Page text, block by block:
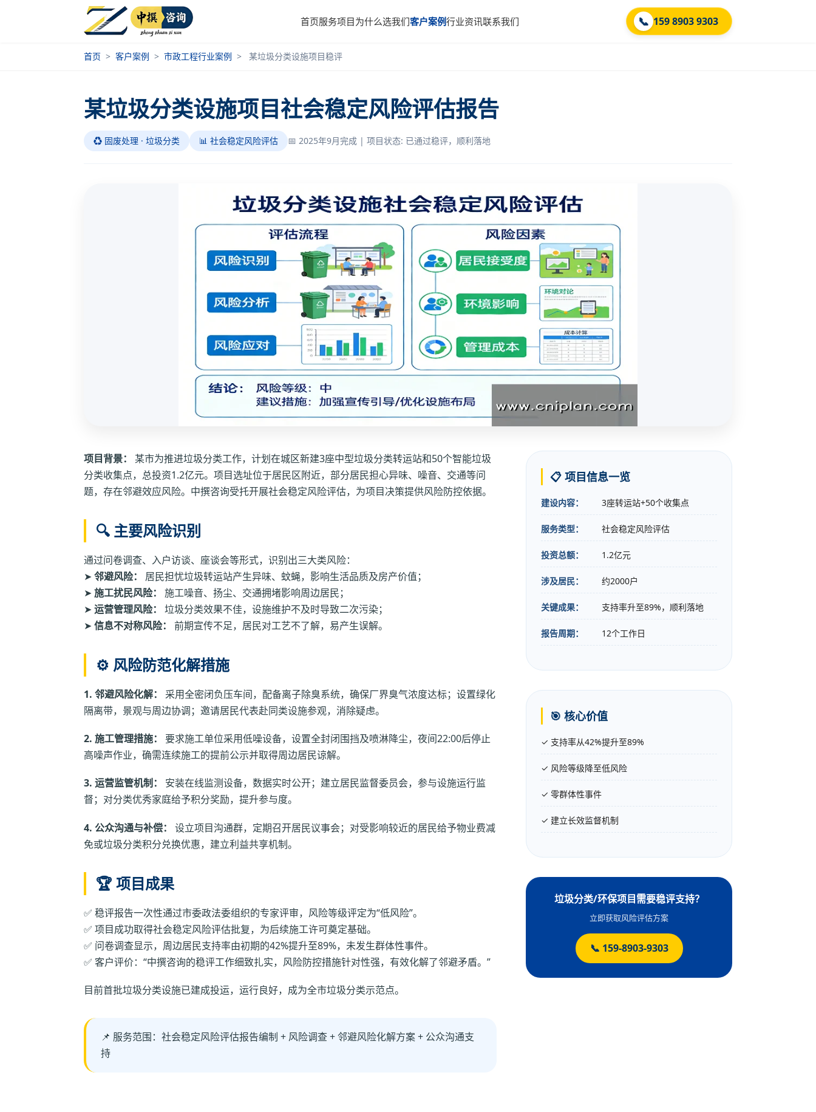
首页服务项目为什么选我们客户案例行业资讯联系我们 📞 159 8903 9303
首页 > 客户案例 > 市政工程行业案例 > 某垃圾分类设施项目稳评
某垃圾分类设施项目社会稳定风险评估报告
♻️ 固废处理 · 垃圾分类 📊 社会稳定风险评估 📅 2025年9月完成 | 项目状态: 已通过稳评，顺利落地
项目背景：
某市为推进垃圾分类工作，计划在城区新建3座中型垃圾分类转运站和50个智能垃圾
分类收集点，总投资1.2亿元。项目选址位于居民区附近，部分居民担心异味、噪音、交通等问
题，存在邻避效应风险。中撰咨询受托开展社会稳定风险评估，为项目决策提供风险防控依据。
🔍 主要风险识别
通过问卷调查、入户访谈、座谈会等形式，识别出三大类风险：
➤ 邻避风险：
居民担忧垃圾转运站产生异味、蚊蝇，影响生活品质及房产价值；
➤ 施工扰民风险：
施工噪音、扬尘、交通拥堵影响周边居民；
➤ 运营管理风险：
垃圾分类效果不佳，设施维护不及时导致二次污染；
➤ 信息不对称风险： 前期宣传不足，居民对工艺不了解，易产生误解。
⚙️ 风险防范化解措施
1. 邻避风险化解：
采用全密闭负压车间，配备离子除臭系统，确保厂界臭气浓度达标；设置绿化
隔离带，景观与周边协调；邀请居民代表赴同类设施参观，消除疑虑。
2. 施工管理措施：
要求施工单位采用低噪设备，设置全封闭围挡及喷淋降尘，夜间22:00后停止
高噪声作业，确需连续施工的提前公示并取得周边居民谅解。
3. 运营监管机制：
安装在线监测设备，数据实时公开；建立居民监督委员会，参与设施运行监
督；对分类优秀家庭给予积分奖励，提升参与度。
4. 公众沟通与补偿：
设立项目沟通群，定期召开居民议事会；对受影响较近的居民给予物业费减
免或垃圾分类积分兑换优惠，建立利益共享机制。
🏆 项目成果
✅ 稳评报告一次性通过市委政法委组织的专家评审，风险等级评定为“低风险”。
✅ 项目成功取得社会稳定风险评估批复，为后续施工许可奠定基础。
✅ 问卷调查显示，周边居民支持率由初期的42%提升至89%，未发生群体性事件。
✅ 客户评价：“中撰咨询的稳评工作细致扎实，风险防控措施针对性强，有效化解了邻避矛盾。”
目前首批垃圾分类设施已建成投运，运行良好，成为全市垃圾分类示范点。
📌 服务范围：社会稳定风险评估报告编制 + 风险调查 + 邻避风险化解方案 + 公众沟通支
持
📋 项目信息一览
建设内容： 3座转运站+50个收集点
服务类型： 社会稳定风险评估
投资总额： 1.2亿元
涉及居民： 约2000户
关键成果： 支持率升至89%，顺利落地
报告周期： 12个工作日
🎯 核心价值
✓ 支持率从42%提升至89%
✓ 风险等级降至低风险
✓ 零群体性事件
✓ 建立长效监督机制
垃圾分类/环保项目需要稳评支持？
立即获取风险评估方案
📞 159-8903-9303